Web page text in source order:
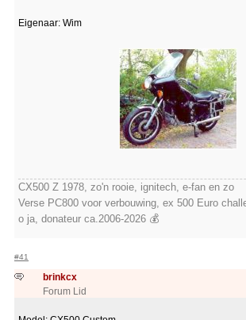
Eigenaar: Wim
CX500 Z 1978, zo'n rooie, ignitech, e-fan en zo
Verse PC800 voor verbouwing, ex 500 Euro
o ja, donateur ca.2006-2026 💰
#41
brinkcx
Forum Lid